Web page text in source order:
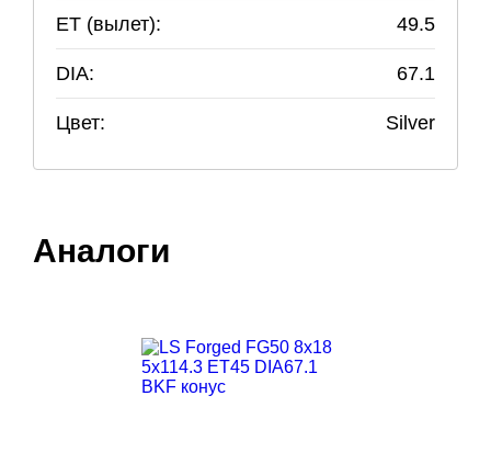
ET (вылет): 49.5
DIA: 67.1
Цвет: Silver
Аналоги